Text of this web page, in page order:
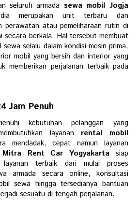
seluruh armada sewa mobil Jogja
merupakan unit terbaru dan
perawatan atau pemeliharaan rutin di
secara berkala. Hal tersebut membuat
sewa selalu dalam kondisi mesin prima,
mobil yang bersih dan interior yang
memberikan perjalanan terbaik pada
Jam Penuh
kebutuhan pelanggan yang
layanan rental mobil
mendadak, cepat namun layanan
Mitra Rent Car Yogyakarta siap
layanan terbaik dari mulai proses
armada secara online, konsultasi
sewa hingga tersedianya bantuan
sesuatu di tengah perjalanan.